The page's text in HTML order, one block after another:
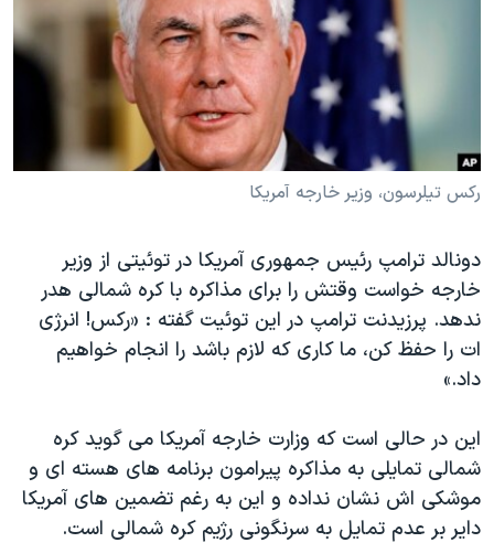
فرهنگ و زندگی
حقوق شهروندی
اقتصادی
علم و فناوری
آرشیو پخش زنده
انتخابات ریاست جمهوری آمریکا ۲۰۲۴
حمله جمهوری اسلامی به اسرائیل
رمز مهسا
مجموعه مستندهای دادخواهی
تریبونال مردمی آبان ۹۸
دادگاه حمید نوری
چهل سال گروگان‌گیری
اعتراضات مردمی آبان ۹۸
اسرائیل در جنگ
نرگس محمدی برنده جایزه نوبل صلح
زبانهای مختلف
رکس تیلرسون، وزیر خارجه آمریکا
دونالد ترامپ رئیس جمهوری آمریکا در توئیتی از وزیر
خارجه خواست وقتش را برای مذاکره با کره شمالی هدر
ندهد. پرزیدنت ترامپ در این توئیت گفته : «رکس! انرژی
ات را حفظ کن، ما کاری که لازم باشد را انجام خواهیم
داد.»
این در حالی است که وزارت خارجه آمریکا می گوید کره
شمالی تمایلی به مذاکره پیرامون برنامه های هسته ای و
موشکی اش نشان نداده و این به رغم تضمین های آمریکا
دایر بر عدم تمایل به سرنگونی رژیم کره شمالی است.